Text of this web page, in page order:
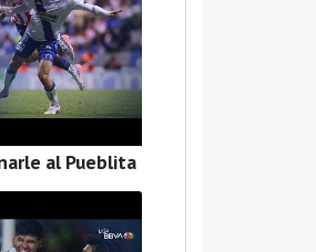
al Pueblita